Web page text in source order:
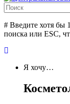
# Введите хотя бы
поиска или ESC,
Я хочу…